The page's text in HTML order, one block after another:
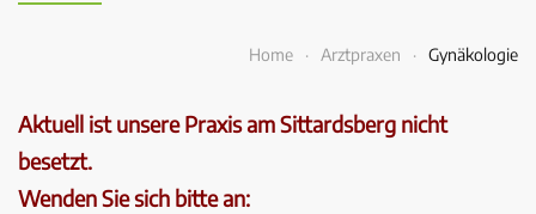
Home Arztpraxen Gynäkologie
Aktuell ist unsere Praxis am Sittardsberg nicht
besetzt.
Wenden Sie sich bitte an: